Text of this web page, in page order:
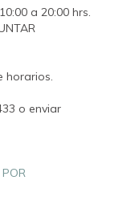
a 20:00 hrs.
horarios.
o enviar
POR